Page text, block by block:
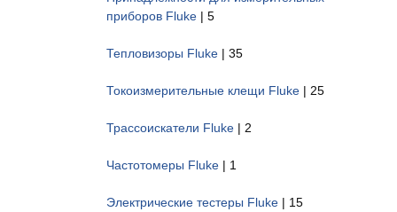
приборов Fluke | 5
Тепловизоры Fluke | 35
Токоизмерительные клещи Fluke | 25
Трассоискатели Fluke | 2
Частотомеры Fluke | 1
Электрические тестеры Fluke | 15